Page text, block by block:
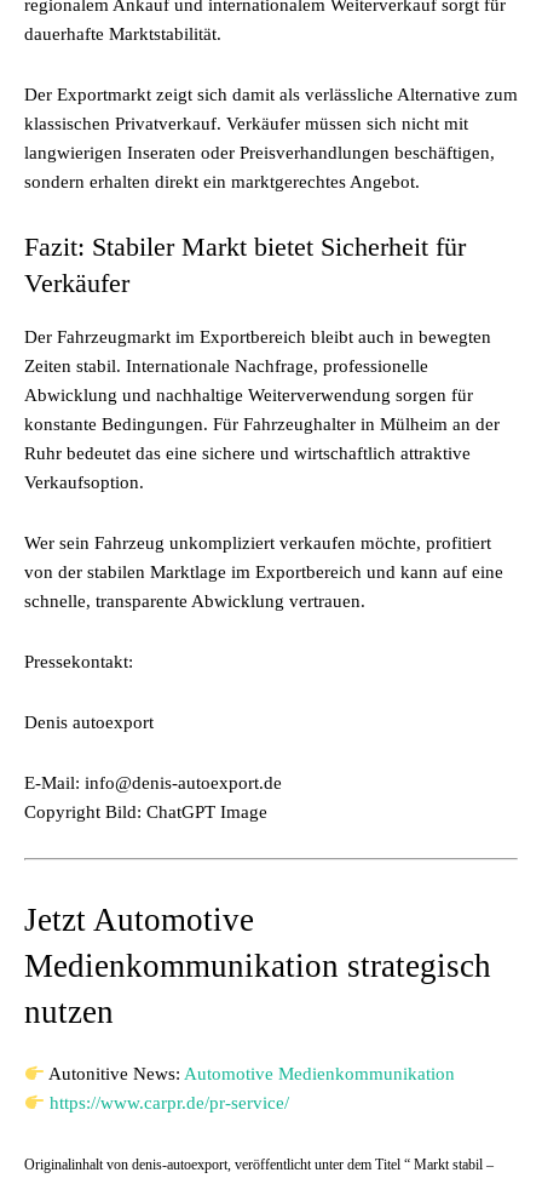
regionalem Ankauf und internationalem Weiterverkauf sorgt für
dauerhafte Marktstabilität.
Der Exportmarkt zeigt sich damit als verlässliche Alternative zum
klassischen Privatverkauf. Verkäufer müssen sich nicht mit
langwierigen Inseraten oder Preisverhandlungen beschäftigen,
sondern erhalten direkt ein marktgerechtes Angebot.
Fazit: Stabiler Markt bietet Sicherheit für
Verkäufer
Der Fahrzeugmarkt im Exportbereich bleibt auch in bewegten
Zeiten stabil. Internationale Nachfrage, professionelle
Abwicklung und nachhaltige Weiterverwendung sorgen für
konstante Bedingungen. Für Fahrzeughalter in Mülheim an der
Ruhr bedeutet das eine sichere und wirtschaftlich attraktive
Verkaufsoption.
Wer sein Fahrzeug unkompliziert verkaufen möchte, profitiert
von der stabilen Marktlage im Exportbereich und kann auf eine
schnelle, transparente Abwicklung vertrauen.
Pressekontakt:
Denis autoexport
E-Mail: info@denis-autoexport.de
Copyright Bild: ChatGPT Image
Jetzt Automotive
Medienkommunikation strategisch
nutzen
Autonitive News: Automotive Medienkommunikation
https://www.carpr.de/pr-service/
Originalinhalt von denis-autoexport, veröffentlicht unter dem Titel “ Markt stabil –